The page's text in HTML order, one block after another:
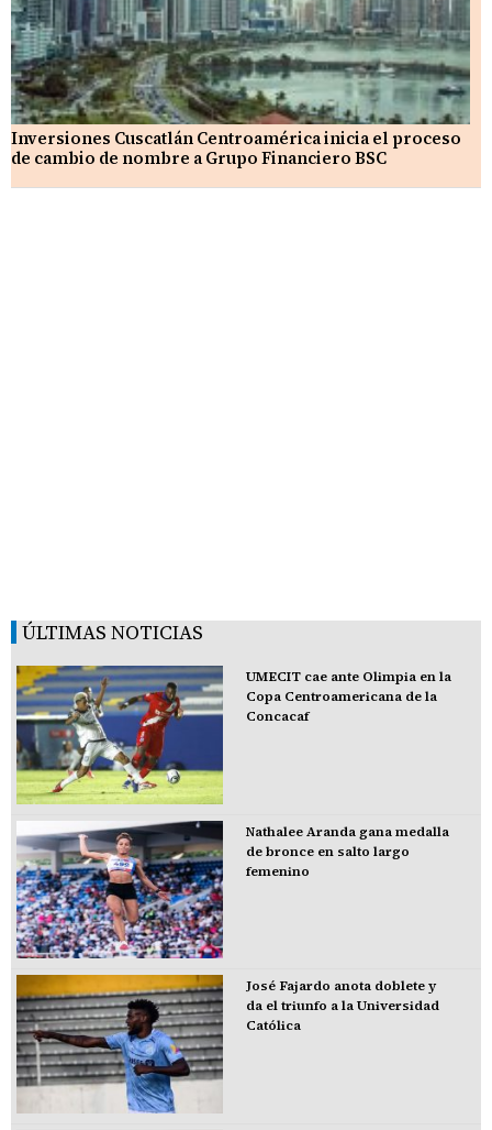
Inversiones Cuscatlán Centroamérica inicia el proceso
de cambio de nombre a Grupo Financiero BSC
ÚLTIMAS NOTICIAS
UMECIT cae ante Olimpia en la
Copa Centroamericana de la
Concacaf
Nathalee Aranda gana medalla
de bronce en salto largo
femenino
José Fajardo anota doblete y
da el triunfo a la Universidad
Católica